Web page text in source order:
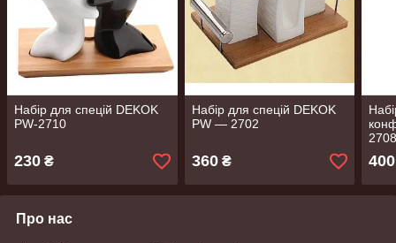
Набір для спецій DEKOK
PW-2710
230 ₴
Набір для спецій DEKOK
PW — 2702
360₴ 400
Про нас